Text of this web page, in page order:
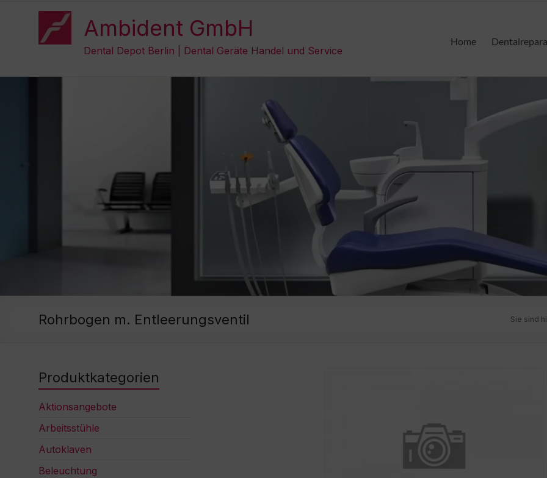
Ambident GmbH
Dental Depot Berlin | Dental Geräte Handel und Service
Home
Rohrbogen m. Entleerungsventil Sie sind
Produktkategorien
Aktionsangebote
Arbeitsstühle
Autoklaven
Beleuchtung